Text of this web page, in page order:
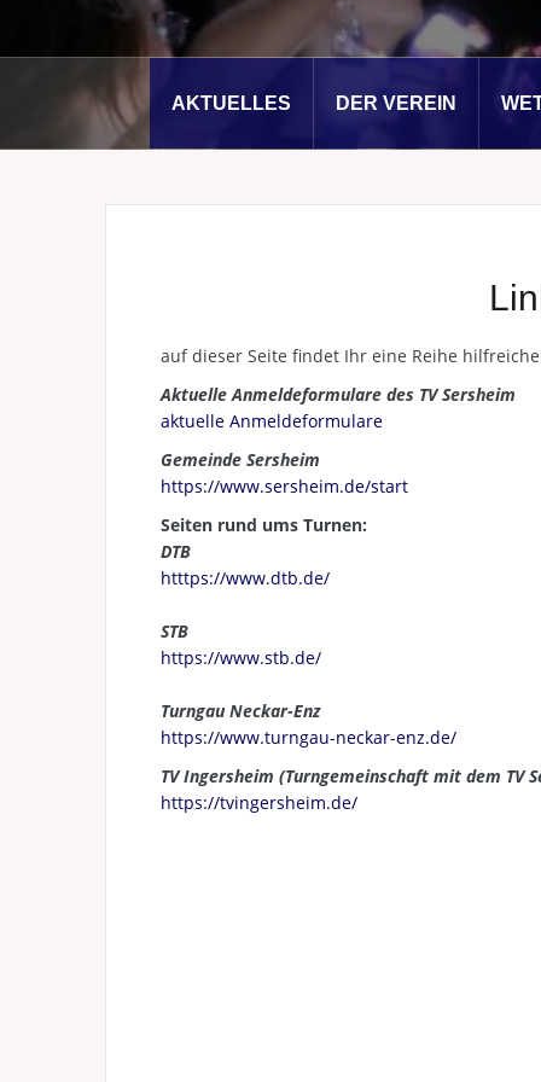
AKTUELLES DER VEREIN
auf dieser Seite findet Ihr eine Reihe
Aktuelle Anmeldeformulare des TV Sersheim
aktuelle Anmeldeformulare
Gemeinde Sersheim
https://www.sersheim.de/start
Seiten rund ums Turnen:
DTB
htttps://www.dtb.de/
STB
https://www.stb.de/
Turngau Neckar-Enz
https://www.turngau-neckar-enz.de/
TV Ingersheim (Turngemeinschaft mit dem TV
https://tvingersheim.de/